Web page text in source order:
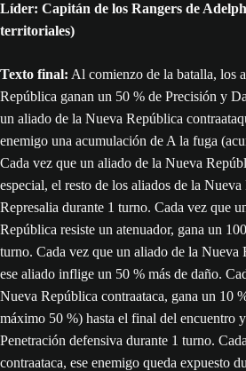
Líder: Capitán de los Rangers de
territoriales)
Texto final: Al comienzo de la batalla, los
República ganan un 50 % de Precisión y
un aliado de la Nueva República
enemigo una acumulación de A la fuga
Cada vez que un aliado de la Nueva
especial, el resto de los aliados de la
Represalia durante 1 turno. Cada vez que
República resiste un atenuador, gana un
turno. Cada vez que un aliado de la Nueva
ese aliado inflige un 50 % más de daño.
Nueva República contraataca, gana un 10
máximo 50 %) hasta el final del encuentro
Penetración defensiva durante 1 turno.
contraataca, ese enemigo queda expuesto